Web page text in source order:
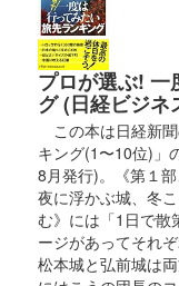
3000枚限定。
小田原城
販売終了
小田原城
販売終了
プロが選ぶ! 一
グ (日経ビジネ
この本は日経新
キング(1〜10位)」
8月発行)。《第１
夜に浮かぶ城、冬
む》には「1日で散
ージがあってそれ
松本城と弘前城は